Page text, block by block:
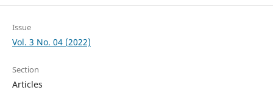
Issue
Vol. 3 No. 04 (2022)
Section
Articles